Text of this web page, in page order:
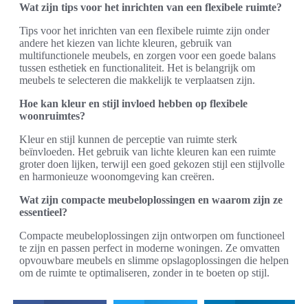
Wat zijn tips voor het inrichten van een flexibele ruimte?
Tips voor het inrichten van een flexibele ruimte zijn onder
andere het kiezen van lichte kleuren, gebruik van
multifunctionele meubels, en zorgen voor een goede balans
tussen esthetiek en functionaliteit. Het is belangrijk om
meubels te selecteren die makkelijk te verplaatsen zijn.
Hoe kan kleur en stijl invloed hebben op flexibele
woonruimtes?
Kleur en stijl kunnen de perceptie van ruimte sterk
beïnvloeden. Het gebruik van lichte kleuren kan een ruimte
groter doen lijken, terwijl een goed gekozen stijl een stijlvolle
en harmonieuze woonomgeving kan creëren.
Wat zijn compacte meubeloplossingen en waarom zijn ze
essentieel?
Compacte meubeloplossingen zijn ontworpen om functioneel
te zijn en passen perfect in moderne woningen. Ze omvatten
opvouwbare meubels en slimme opslagoplossingen die helpen
om de ruimte te optimaliseren, zonder in te boeten op stijl.